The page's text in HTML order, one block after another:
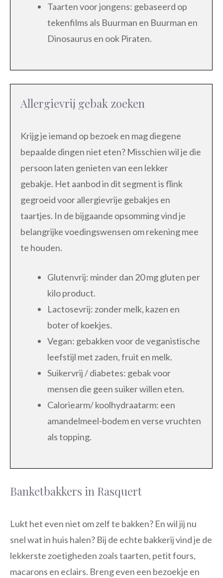
Taarten voor jongens: gebaseerd op
tekenfilms als Buurman en Buurman en
Dinosaurus en ook Piraten.
Allergievrij gebak zoeken
Krijg je iemand op bezoek en mag diegene
bepaalde dingen niet eten? Misschien wil je die
persoon laten genieten van een lekker
gebakje. Het aanbod in dit segment is flink
gegroeid voor allergievrije gebakjes en
taartjes. In de bijgaande opsomming vind je
belangrijke voedingswensen om rekening mee
te houden.
Glutenvrij: minder dan 20 mg gluten per
kilo product.
Lactosevrij: zonder melk, kazen en
boter of koekjes.
Vegan: gebakken voor de veganistische
leefstijl met zaden, fruit en melk.
Suikervrij / diabetes: gebak voor
mensen die geen suiker willen eten.
Caloriearm/ koolhydraatarm: een
amandelmeel-bodem en verse vruchten
als topping.
Banketbakkers in Rasquert
Lukt het even niet om zelf te bakken? En wil jij nu
snel wat in huis halen? Bij de echte bakkerij vind je de
lekkerste zoetigheden zoals taarten, petit fours,
macarons en eclairs. Breng even een bezoekje en